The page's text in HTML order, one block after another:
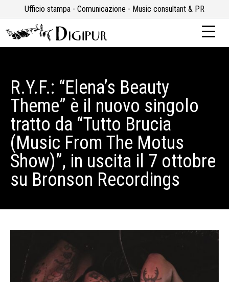
Ufficio stampa - Comunicazione - Music consultant & PR
R.Y.F.: “Elena’s Beauty
Theme” è il nuovo singolo
tratto da “Tutto Brucia
(Music From The Motus
Show)”, in uscita il 7 ottobre
su Bronson Recordings